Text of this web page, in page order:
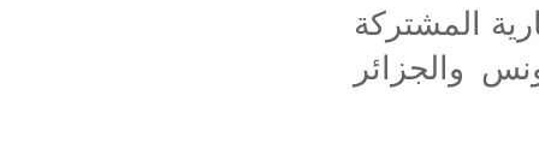
المشتركة
والجزائر